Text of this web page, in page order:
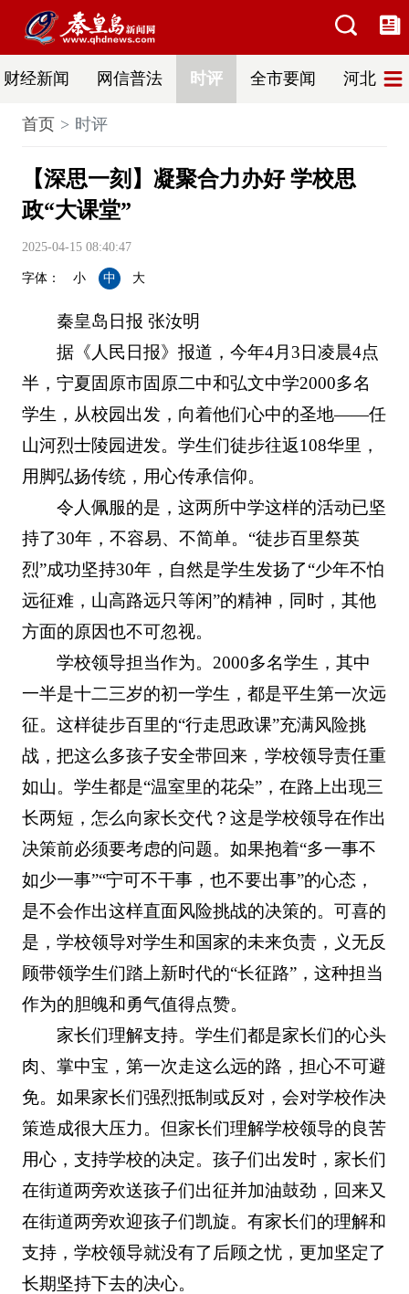
财经新闻 网信普法 时评 全市要闻 河北新闻
首页 时评
【深思一刻】凝聚合力办好 学校思
政“大课堂”
2025-04-15 08:40:47
字体： 小 中 大
秦皇岛日报 张汝明
据《人民日报》报道，今年4月3日凌晨4点
半，宁夏固原市固原二中和弘文中学2000多名
学生，从校园出发，向着他们心中的圣地——任
山河烈士陵园进发。学生们徒步往返108华里，
用脚弘扬传统，用心传承信仰。
令人佩服的是，这两所中学这样的活动已坚
持了30年，不容易、不简单。“徒步百里祭英
烈”成功坚持30年，自然是学生发扬了“少年不怕
远征难，山高路远只等闲”的精神，同时，其他
方面的原因也不可忽视。
学校领导担当作为。2000多名学生，其中
一半是十二三岁的初一学生，都是平生第一次远
征。这样徒步百里的“行走思政课”充满风险挑
战，把这么多孩子安全带回来，学校领导责任重
如山。学生都是“温室里的花朵”，在路上出现三
长两短，怎么向家长交代？这是学校领导在作出
决策前必须要考虑的问题。如果抱着“多一事不
如少一事”“宁可不干事，也不要出事”的心态，
是不会作出这样直面风险挑战的决策的。可喜的
是，学校领导对学生和国家的未来负责，义无反
顾带领学生们踏上新时代的“长征路”，这种担当
作为的胆魄和勇气值得点赞。
家长们理解支持。学生们都是家长们的心头
肉、掌中宝，第一次走这么远的路，担心不可避
免。如果家长们强烈抵制或反对，会对学校作决
策造成很大压力。但家长们理解学校领导的良苦
用心，支持学校的决定。孩子们出发时，家长们
在街道两旁欢送孩子们出征并加油鼓劲，回来又
在街道两旁欢迎孩子们凯旋。有家长们的理解和
支持，学校领导就没有了后顾之忧，更加坚定了
长期坚持下去的决心。